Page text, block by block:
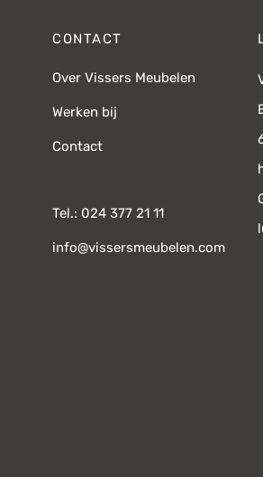
CONTACT
Over Vissers Meubelen
Werken bij
Contact
Tel.: 024 377 21 11
info@vissersmeubelen.com